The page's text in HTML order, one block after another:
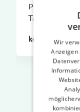
Preis ist für
Taschen
kerstin sWir